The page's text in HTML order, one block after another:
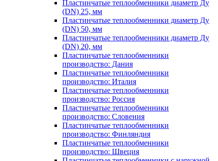
Пластинчатые теплообменники диаметр Ду
(DN) 25, мм
Пластинчатые теплообменники диаметр Ду
(DN) 50, мм
Пластинчатые теплообменники диаметр Ду
(DN) 20, мм
Пластинчатые теплообменники
производство: Дания
Пластинчатые теплообменники
производство: Италия
Пластинчатые теплообменники
производство: Россия
Пластинчатые теплообменники
производство: Словения
Пластинчатые теплообменники
производство: Финляндия
Пластинчатые теплообменники
производство: Швеция